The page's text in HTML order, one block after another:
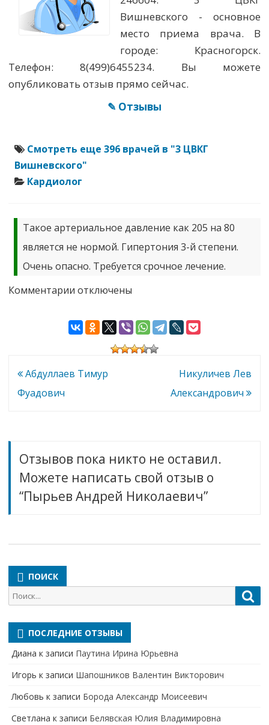
Вишневского - основное
место приема врача. В
городе: Красногорск.
Телефон: 8(499)6455234. Вы можете
опубликовать отзыв прямо сейчас.
✎ Отзывы
Смотреть еще 396 врачей в "3 ЦВКГ
Вишневского"
Кардиолог
Такое артериальное давление как 205 на 80
является не нормой. Гипертония 3-й степени.
Очень опасно. Требуется срочное лечение.
Комментарии к
Андрей
Николаевич
отключены
Навигация
по
Абдуллаев Тимур
Фуадович
Никуличев Лев
Александрович
Отзывов пока никто не оставил.
Можете написать свой отзыв о
“Пырьев Андрей Николаевич”
ПОИСК
Поиск
для:
ПОСЛЕДНИЕ ОТЗЫВЫ
Диана к записи Паутина Ирина Юрьевна
Игорь к записи Шапошников Валентин Викторович
Любовь к записи Борода Александр Моисеевич
Светлана к записи Белявская Юлия Владимировна